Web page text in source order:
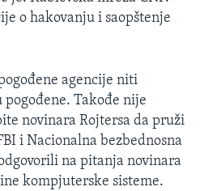
o hakovanju i saopštenje
agencije niti
Takođe nije
novinara Rojtersa da pruži
i Nacionalna bezbednosna
na pitanja novinara
kompjuterske sisteme.